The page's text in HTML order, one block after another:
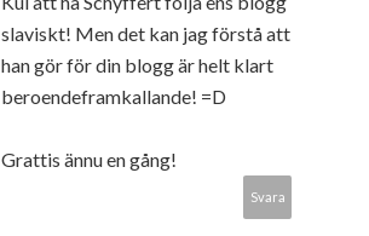
slaviskt! Men det kan jag förstå att
han gör för din blogg är helt klart
beroendeframkallande! =D
Grattis ännu en gång!
Svara